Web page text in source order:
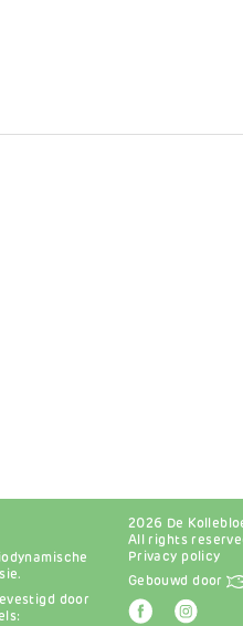
.
door
2026 De
All rights
Privacy policy
Gebouwd door
AfbeeldingAfbeelding